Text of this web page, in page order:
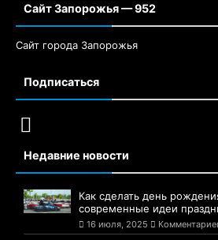
Сайт Запорожья — 952
Сайт города Запорожья
Подписаться
Недавние новости
Как сделать день
современные идеи
16 июля, 2025